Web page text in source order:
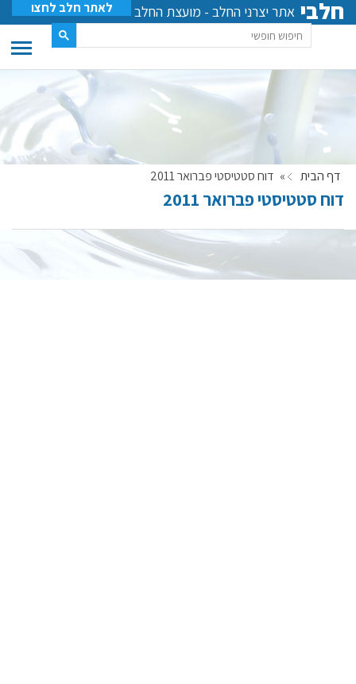
חלבי אתר יצרני החלב - מועצת החלב לאתר חלב לחצו
דף הבית » דוח סטטיסטי פברואר 2011
דוח סטטיסטי פברואר 2011